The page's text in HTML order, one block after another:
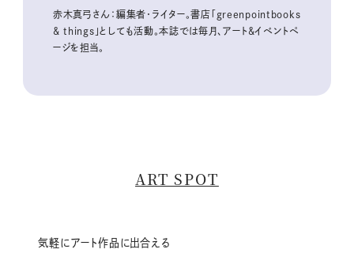
赤木真弓さん：編集者・ライター。書店「greenpointbooks
& things」としても活動。本誌では毎月、アート&イベントペ
ージを担当。
ART SPOT
気軽にアート作品に出合える